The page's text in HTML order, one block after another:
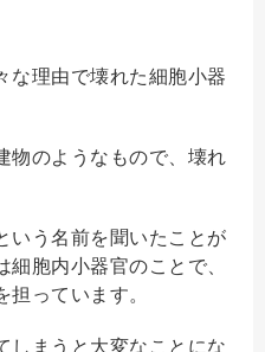
な理由で壊れた細胞小器
物のようなもので、壊れ
いう名前を聞いたことが
胞内小器官のことで、
っています。
しまうと大変なことにな